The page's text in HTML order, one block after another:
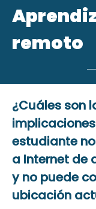
remoto
¿Cuáles son
estudiante
a Internet de
y no puede
ubicación